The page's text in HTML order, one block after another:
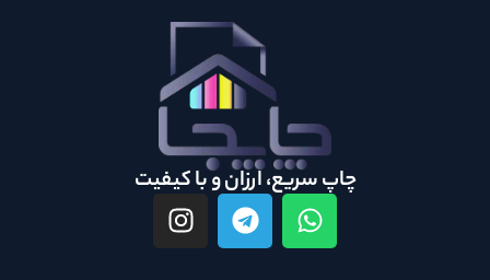
چاپ سریع، ارزان و با کیفیت